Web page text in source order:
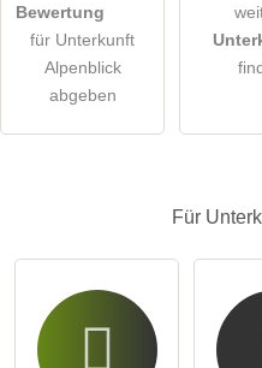
öffentliche Frage stellen
Hinweis:
Bewertung
für Unterkunft
Alpenblick
abgeben
Für